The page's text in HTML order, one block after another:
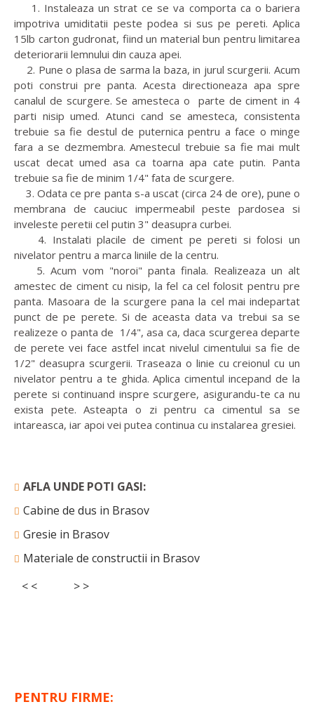
1. Instaleaza un strat ce se va comporta ca o bariera
impotriva umiditatii peste podea si sus pe pereti. Aplica
15lb carton gudronat, fiind un material bun pentru limitarea
deteriorarii lemnului din cauza apei.
2. Pune o plasa de sarma la baza, in jurul scurgerii. Acum
poti construi pre panta. Acesta directioneaza apa spre
canalul de scurgere. Se amesteca o parte de ciment in 4
parti nisip umed. Atunci cand se amesteca, consistenta
trebuie sa fie destul de puternica pentru a face o minge
fara a se dezmembra. Amestecul trebuie sa fie mai mult
uscat decat umed asa ca toarna apa cate putin. Panta
trebuie sa fie de minim 1/4" fata de scurgere.
3. Odata ce pre panta s-a uscat (circa 24 de ore), pune o
membrana de cauciuc impermeabil peste pardosea si
inveleste peretii cel putin 3" deasupra curbei.
4. Instalati placile de ciment pe pereti si folosi un
nivelator pentru a marca liniile de la centru.
5. Acum vom "noroi" panta finala. Realizeaza un alt
amestec de ciment cu nisip, la fel ca cel folosit pentru pre
panta. Masoara de la scurgere pana la cel mai indepartat
punct de pe perete. Si de aceasta data va trebui sa se
realizeze o panta de 1/4", asa ca, daca scurgerea departe
de perete vei face astfel incat nivelul cimentului sa fie de
1/2" deasupra scurgerii. Traseaza o linie cu creionul cu un
nivelator pentru a te ghida. Aplica cimentul incepand de la
perete si continuand inspre scurgere, asigurandu-te ca nu
exista pete. Asteapta o zi pentru ca cimentul sa se
intareasca, iar apoi vei putea continua cu instalarea gresiei.
AFLA UNDE POTI GASI:
Cabine de dus in Brasov
Gresie in Brasov
Materiale de constructii in Brasov
< <
> >
PENTRU FIRME: